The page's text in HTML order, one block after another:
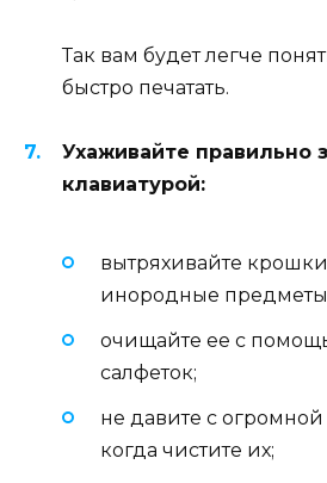
Так вам будет легче
быстро печатать.
Ухаживайте правильно
клавиатурой:
вытряхивайте
инородные
очищайте ее с
салфеток;
не давите с
когда чистите их;